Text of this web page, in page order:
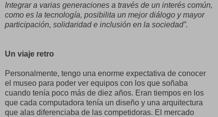
Integrar a varias generaciones a través de un interés común,
como es la tecnología, posibilita un mejor diálogo y mayor
participación, solidaridad e inclusión en la sociedad”.
Un viaje retro
Personalmente, tengo una enorme expectativa de conocer
el museo para poder ver equipos con los que soñaba
cuando tenía poco más de diez años. Eran tiempos en los
que cada computadora tenía un diseño y una arquitectura
que alas diferenciaba de las competidoras. El mercado